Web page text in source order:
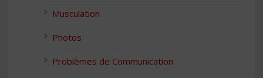
Musculation
Photos
Problèmes de Communication